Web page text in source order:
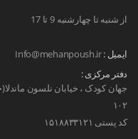
از شنبه تا چهارشنبه 9 تا 17
ایمیل :Info@mehanpoush.ir
دفتر مرکزی :
۱۰۲
کد پستی ۱۵۱۸۸۳۳۱۲۱